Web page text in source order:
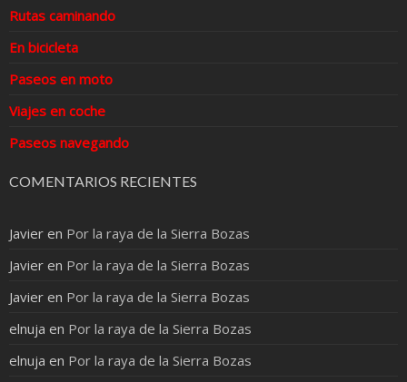
Rutas caminando
En bicicleta
Paseos en moto
Viajes en coche
Paseos navegando
COMENTARIOS RECIENTES
Javier en Por la raya de la Sierra Bozas
Javier en Por la raya de la Sierra Bozas
Javier en Por la raya de la Sierra Bozas
elnuja en Por la raya de la Sierra Bozas
elnuja en Por la raya de la Sierra Bozas